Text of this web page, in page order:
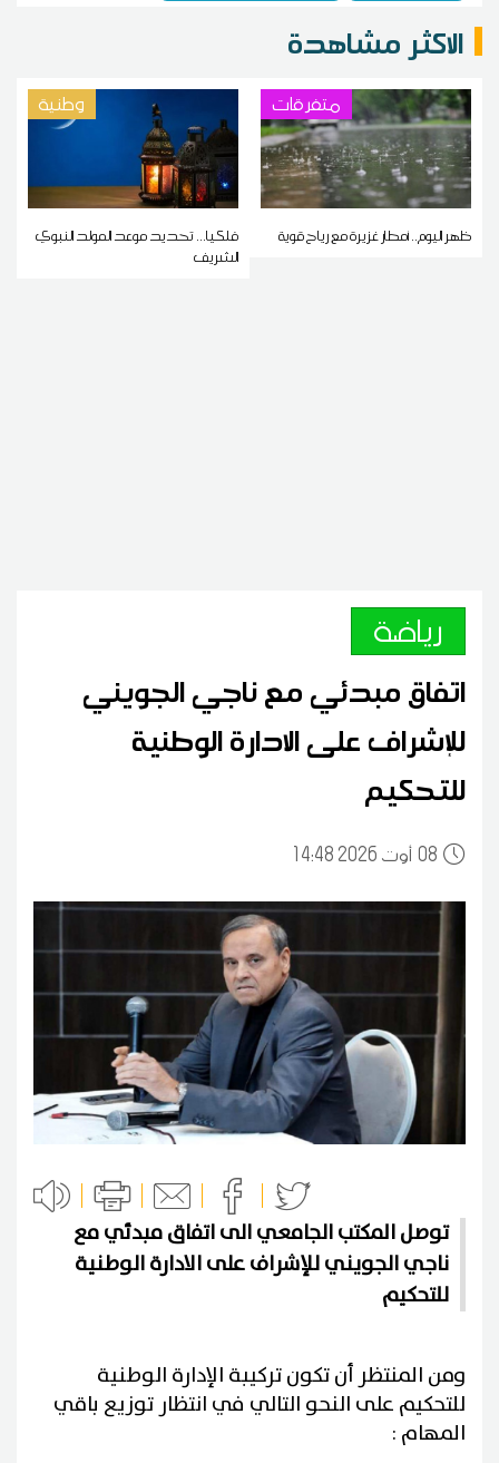
الاكثر مشاهدة
متفرقات
ظهر اليوم.. أمطار غزيرة مع رياح قوية
وطنية
فلكيا... تحديد موعد المولد النبوي
الشريف
رياضة
اتفاق مبدئي مع ناجي الجويني
للإشراف على الادارة الوطنية
للتحكيم
0814:48 2026 أوت
توصل المكتب الجامعي الى اتفاق مبدئي مع
ناجي الجويني للإشراف على الادارة الوطنية
للتحكيم
ومن المنتظر أن تكون تركيبة الإدارة الوطنية
للتحكيم على النحو التالي في انتظار توزيع باقي
المهام :